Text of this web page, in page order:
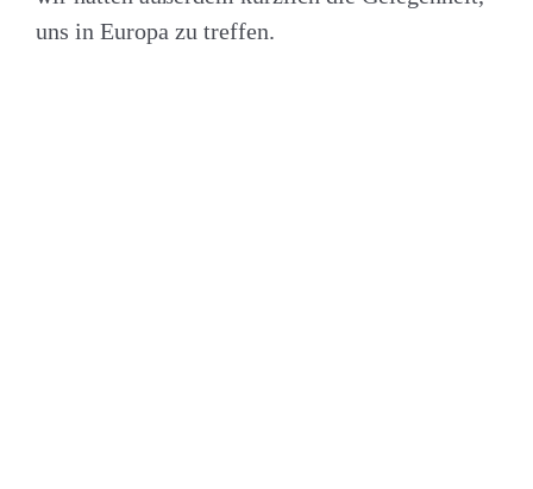
uns in Europa zu treffen.